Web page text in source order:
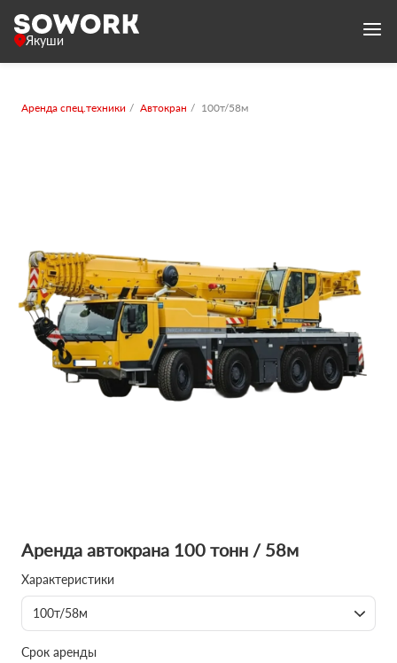
Якуши
Аренда спец.техники Автокран 100т/58м
Аренда автокрана 100 тонн / 58м
Характеристики
100т/58м
Срок аренды